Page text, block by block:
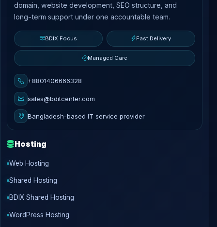
domain, website development, SEO structure, and
long-term support under one accountable team.
BDIX Focus Fast Delivery
Managed Care
+8801406666328
sales@bditcenter.com
Bangladesh-based IT service provider
Hosting
Web Hosting
Shared Hosting
BDIX Shared Hosting
WordPress Hosting